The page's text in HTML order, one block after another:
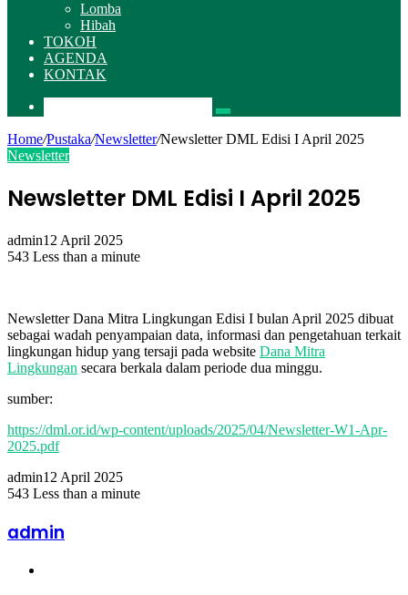
Lomba
Hibah
TOKOH
AGENDA
KONTAK
Pencarian
Home/Pustaka/Newsletter/Newsletter DML Edisi I April 2025
Newsletter
Newsletter DML Edisi I April 2025
admin12 April 2025
543 Less than a minute
Newsletter Dana Mitra Lingkungan Edisi I bulan April 2025 dibuat
sebagai wadah penyampaian data, informasi dan pengetahuan terkait
lingkungan hidup yang tersaji pada website Dana Mitra
Lingkungan secara berkala dalam periode dua minggu.
sumber:
https://dml.or.id/wp-content/uploads/2025/04/Newsletter-W1-Apr-
2025.pdf
admin12 April 2025
543 Less than a minute
via
Email
admin